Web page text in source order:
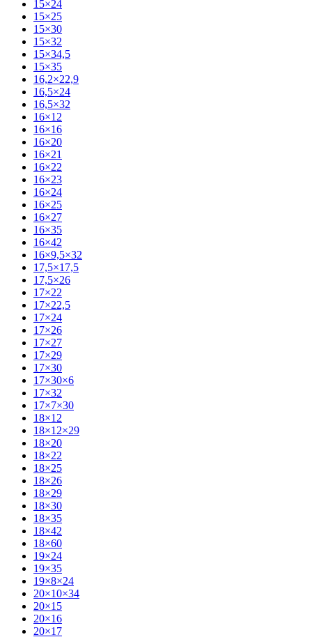
15×24
15×25
15×30
15×32
15×34,5
15×35
16,2×22,9
16,5×24
16,5×32
16×12
16×16
16×20
16×21
16×22
16×23
16×24
16×25
16×27
16×35
16×42
16×9,5×32
17,5×17,5
17,5×26
17×22
17×22,5
17×24
17×26
17×27
17×29
17×30
17×30×6
17×32
17×7×30
18×12
18×12×29
18×20
18×22
18×25
18×26
18×29
18×30
18×35
18×42
18×60
19×24
19×35
19×8×24
20×10×34
20×15
20×16
20×17